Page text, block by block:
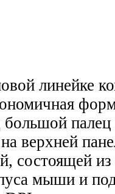
линейке
верхней
состоящей
мыши и